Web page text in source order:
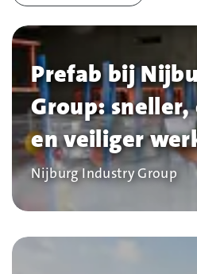
Prefab bij
Group:
en veiliger
Bedrijf
Nijburg Industry Group